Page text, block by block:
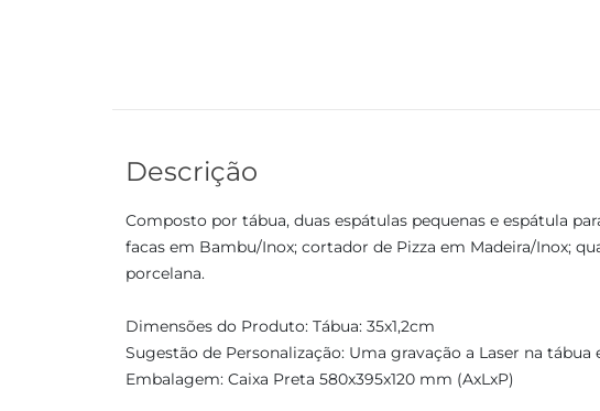
Descrição
Composto por tábua, duas espátulas pequenas e espátula
facas em Bambu/Inox; cortador de Pizza em Madeira/Inox;
porcelana.
Dimensões do Produto: Tábua: 35x1,2cm
Sugestão de Personalização: Uma gravação a Laser na tábua
Embalagem: Caixa Preta 580x395x120 mm (AxLxP)